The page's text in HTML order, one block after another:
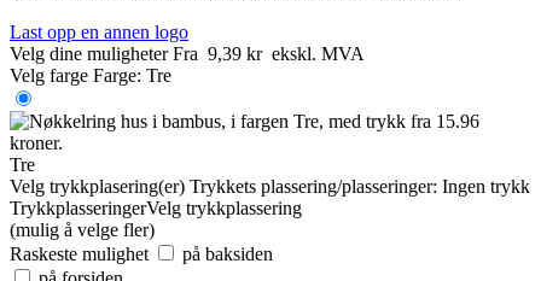
Last opp en annen logo
Velg dine muligheter Fra 9,39 kr ekskl. MVA
Velg farge Farge: Tre
Tre
Velg trykkplasering(er) Trykkets plassering/plasseringer: Ingen trykk
TrykkplasseringerVelg trykkplassering
(mulig å velge fler)
Raskeste mulighet
på baksiden